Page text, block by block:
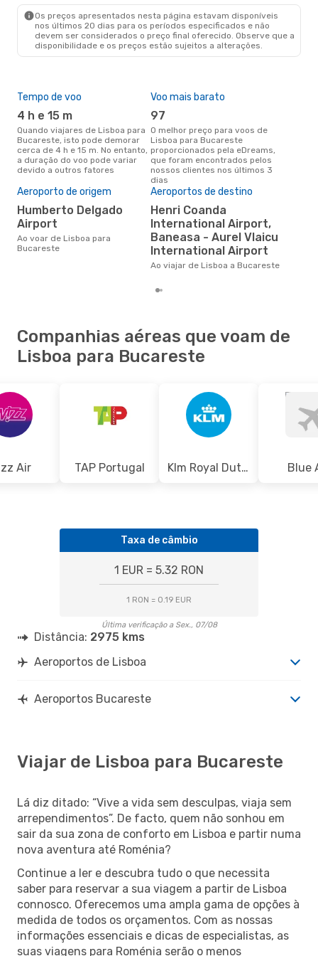
Os preços apresentados nesta página estavam disponíveis
nos últimos 20 dias para os períodos especificados e não
devem ser considerados o preço final oferecido. Observe que a
disponibilidade e os preços estão sujeitos a alterações.
Tempo de voo
4 h e 15 m
Quando viajares de Lisboa para
Bucareste, isto pode demorar
cerca de 4 h e 15 m. No entanto,
a duração do voo pode variar
devido a outros fatores
Voo mais barato
97
O melhor preço para voos de
Lisboa para Bucareste
proporcionados pela eDreams,
que foram encontrados pelos
nossos clientes nos últimos 3
dias
Aeroporto de origem
Humberto Delgado
Airport
Ao voar de Lisboa para
Bucareste
Aeroportos de destino
Henri Coanda
International Airport,
Baneasa - Aurel Vlaicu
International Airport
Ao viajar de Lisboa a Bucareste
Companhias aéreas que voam de
Lisboa para Bucareste
Air TAP Portugal Klm Royal Dutch Airlines Blue
Taxa de câmbio
1 EUR = 5.32 RON
1 RON = 0.19 EUR
Última verificação a Sex., 07/08
Distância: 2975 kms
Aeroportos de Lisboa
Aeroportos Bucareste
Viajar de Lisboa para Bucareste
Lá diz ditado: “Vive a vida sem desculpas, viaja sem
arrependimentos”. De facto, quem não sonhou em
sair da sua zona de conforto em Lisboa e partir numa
nova aventura até Roménia?
Continue a ler e descubra tudo o que necessita
saber para reservar a sua viagem a partir de Lisboa
connosco. Oferecemos uma ampla gama de opções à
medida de todos os orçamentos. Com as nossas
informações essenciais e dicas de especialistas, as
suas viagens para Roménia serão o menos